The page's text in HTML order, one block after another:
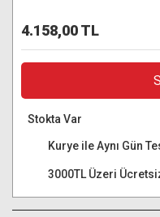
4.158,00 TL
Stokta Var
Kurye ile Aynı Gün
3000TL Üzeri